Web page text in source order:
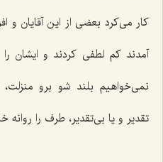
کار می‌کرد بعضی از این آقایان و
آمدند کم لطفی کردند و ایشان
نمی‌خواهیم بلند شو برو
تقدیر و یا بی‌تقدیر، طرف را روانه